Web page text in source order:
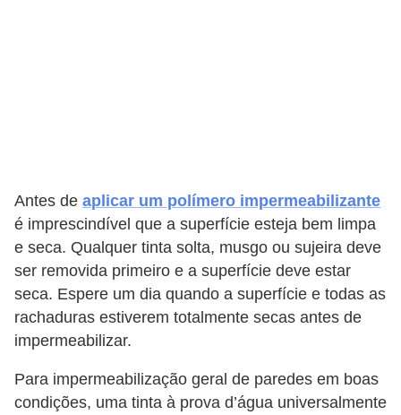
Antes de aplicar um polímero impermeabilizante
é imprescindível que a superfície esteja bem limpa
e seca. Qualquer tinta solta, musgo ou sujeira deve
ser removida primeiro e a superfície deve estar
seca. Espere um dia quando a superfície e todas as
rachaduras estiverem totalmente secas antes de
impermeabilizar.
Para impermeabilização geral de paredes em boas
condições, uma tinta à prova d’água universalmente